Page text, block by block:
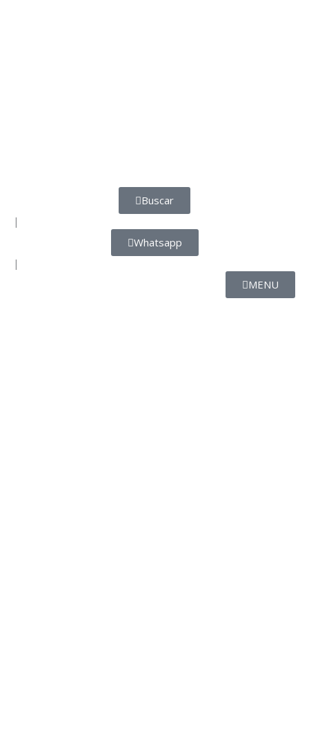
Buscar
|
Whatsapp
|
MENU